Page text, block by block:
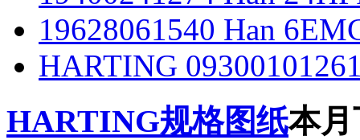
19628061540 Han
HARTING
HARTING规格图纸本